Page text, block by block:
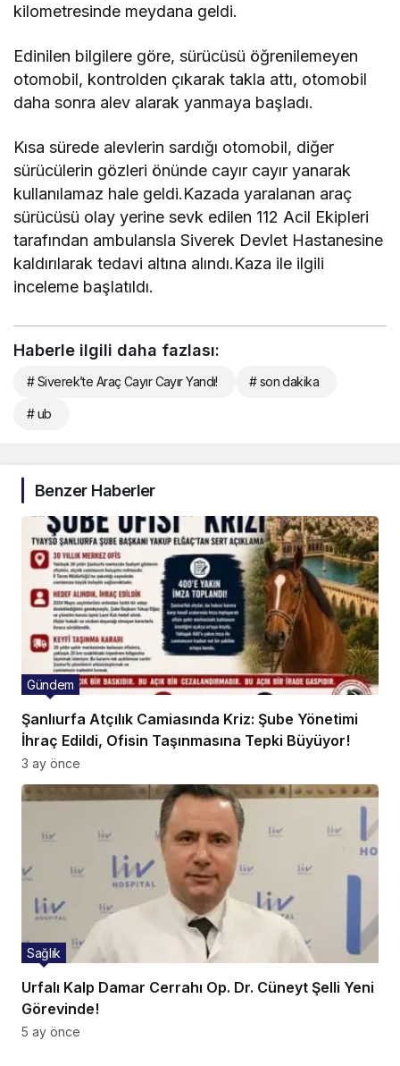
kilometresinde meydana geldi.
Edinilen bilgilere göre, sürücüsü öğrenilemeyen
otomobil, kontrolden çıkarak takla attı, otomobil
daha sonra alev alarak yanmaya başladı.
Kısa sürede alevlerin sardığı otomobil, diğer
sürücülerin gözleri önünde cayır cayır yanarak
kullanılamaz hale geldi.Kazada yaralanan araç
sürücüsü olay yerine sevk edilen 112 Acil Ekipleri
tarafından ambulansla Siverek Devlet Hastanesine
kaldırılarak tedavi altına alındı.Kaza ile ilgili
inceleme başlatıldı.
Haberle ilgili daha fazlası:
# Siverek’te Araç Cayır Cayır Yandı! # son dakika
# ub
Benzer Haberler
Şanlıurfa Atçılık Camiasında Kriz: Şube Yönetimi
İhraç Edildi, Ofisin Taşınmasına Tepki Büyüyor!
Gündem
3 ay önce
Urfalı Kalp Damar Cerrahı Op. Dr. Cüneyt Şelli Yeni
Görevinde!
Sağlık
5 ay önce